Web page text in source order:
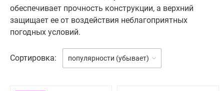
обеспечивает прочность конструкции, а верхний
защищает ее от воздействия неблагоприятных
погодных условий.
Сортировка: популярности (убывает)